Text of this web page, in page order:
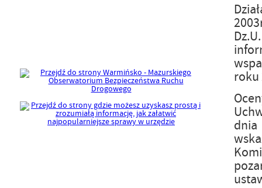
roku
dnia